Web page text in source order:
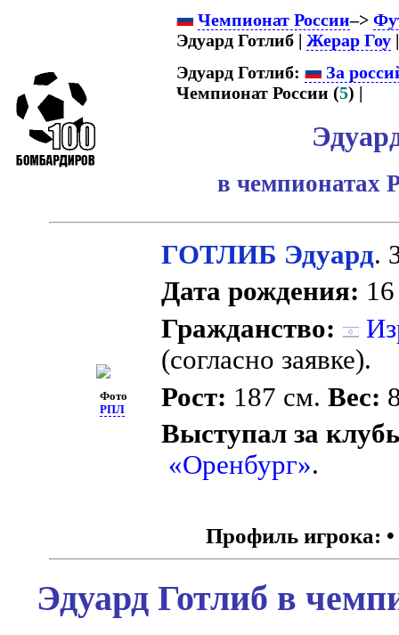
Чемпионат России–>
Эдуард Готлиб |Жерар Гоу
Эдуард Готлиб:
За
Чемпионат России (5) |
в чемпионатах
Фото
РПЛ
ГОТЛИБ Эдуард.
Дата рождения:
Гражданство:
(согласно заявке).
Рост: 187 см. Вес:
Выступал за
«Оренбург».
Профиль игрока: •
Эдуард Готлиб в